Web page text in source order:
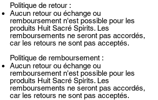
Politique de retour :
Aucun retour ou échange ou
remboursement n'est possible pour les
produits Huit Sacré Spirits. Les
remboursements ne seront pas accordés,
car les retours ne sont pas acceptés.
Politique de remboursement :
Aucun retour ou échange ou
remboursement n'est possible pour les
produits Huit Sacré Spirits. Les
remboursements ne seront pas accordés,
car les retours ne sont pas acceptés.